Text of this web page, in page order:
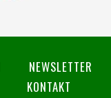
NEWSLETTER
KONTAKT